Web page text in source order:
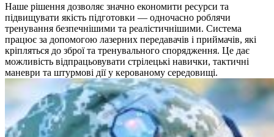
Наше рішення дозволяє значно економити ресурси та
підвищувати якість підготовки — одночасно роблячи
тренування безпечнішими та реалістичнішими. Система
працює за допомогою лазерних передавачів і приймачів, які
кріпляться до зброї та тренувального спорядження. Це дає
можливість відпрацьовувати стрілецькі навички, тактичні
маневри та штурмові дії у керованому середовищі.